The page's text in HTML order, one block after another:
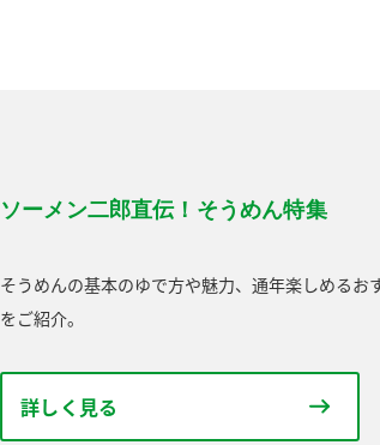
ソーメン二郎直伝！そうめん特集
そうめんの基本のゆで方や魅力、通年楽しめるお
をご紹介。
詳しく見る